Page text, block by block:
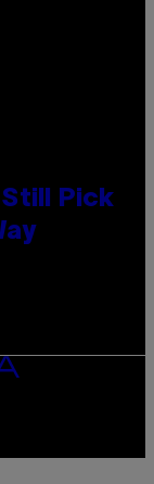
Still Pick